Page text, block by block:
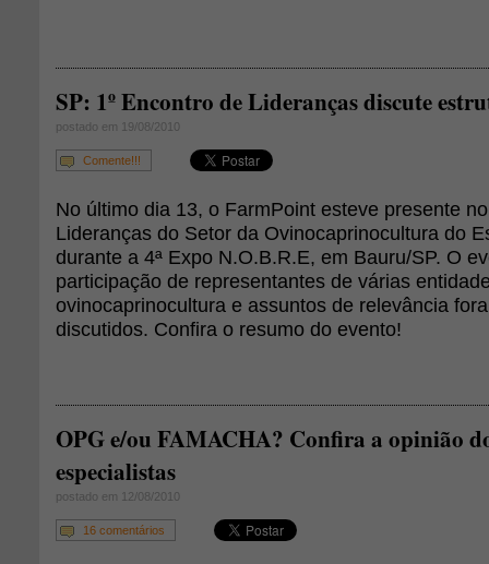
SP: 1º Encontro de Lideranças discute
postado em 19/08/2010
Comente!!!
No último dia 13, o FarmPoint esteve presente
Lideranças do Setor da Ovinocaprinocultura do
durante a 4ª Expo N.O.B.R.E, em Bauru/SP. O
participação de representantes de várias
ovinocaprinocultura e assuntos de relevância
discutidos. Confira o resumo do evento!
OPG e/ou FAMACHA? Confira a opinião
especialistas
postado em 12/08/2010
16 comentários